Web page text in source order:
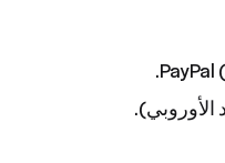
PayPal